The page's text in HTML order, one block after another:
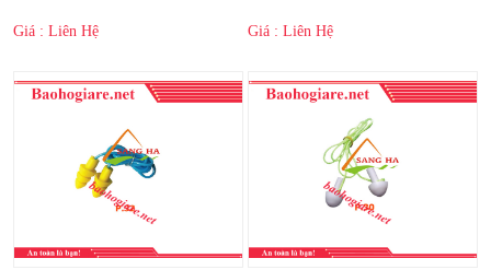
Giá : Liên Hệ Giá : Liên Hệ